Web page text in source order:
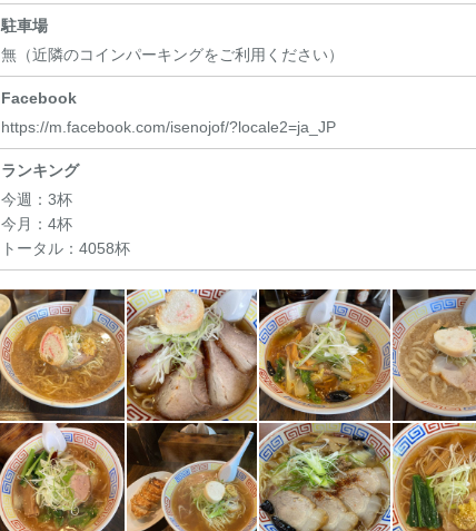
駐車場
無（近隣のコインパーキングをご利用ください）
Facebook
https://m.facebook.com/isenojof/?locale2=ja_JP
ランキング
今週： 3杯
今月： 4杯
トータル： 4058杯